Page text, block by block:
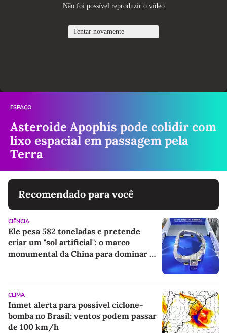
ESPAÇO
Asteroide Apophis pode colidir com
lixo espacial em passagem pela
Terra
Recomendado para você
CIÊNCIA
Ele pesa 582 toneladas e pretende
criar um "sol artificial": o marco
monumental da China para dominar a
CLIMA
Inmet alerta para possível ciclone-
bomba no Brasil; ventos podem passar
de 100 km/h